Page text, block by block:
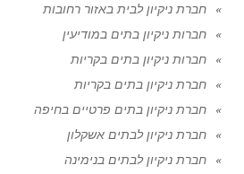
חברת ניקיון לבית באזור רחובות
חברות ניקיון בתים במודיעין
חברות ניקיון בתים בקריות
חברת ניקיון בתים בקריות
חברת ניקיון בתים פרטיים בחיפה
חברת ניקיון לבתים אשקלון
חברת ניקיון לבתים בנימינה